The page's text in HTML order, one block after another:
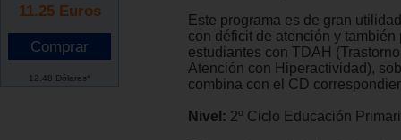
11.25 Euros
12.48 Dólares*
Este programa es de gran
con déficit de atención y también
estudiantes con TDAH
Atención con Hiperactividad),
combina con el CD
Nivel: 2º Ciclo Educación